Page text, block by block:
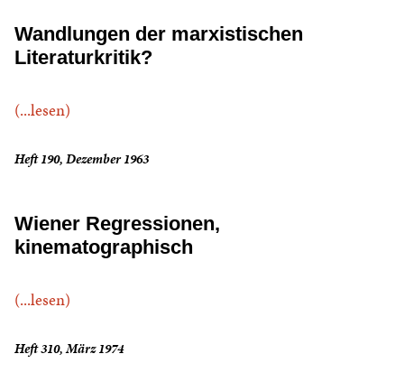
Wandlungen der marxistischen
Literaturkritik?
(...lesen)
Heft 190, Dezember 1963
Wiener Regressionen,
kinematographisch
(...lesen)
Heft 310, März 1974